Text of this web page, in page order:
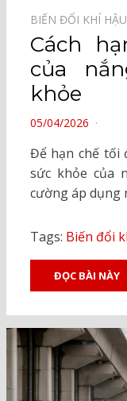
BIẾN ĐỔI KHÍ HẬU⠀
Cách
của
khỏe
POSTED
05/04/2026
Để hạn chế tối
sức khỏe của
cường áp dụng
Tags: Biến đổi
ĐỌC BÀI NÀY